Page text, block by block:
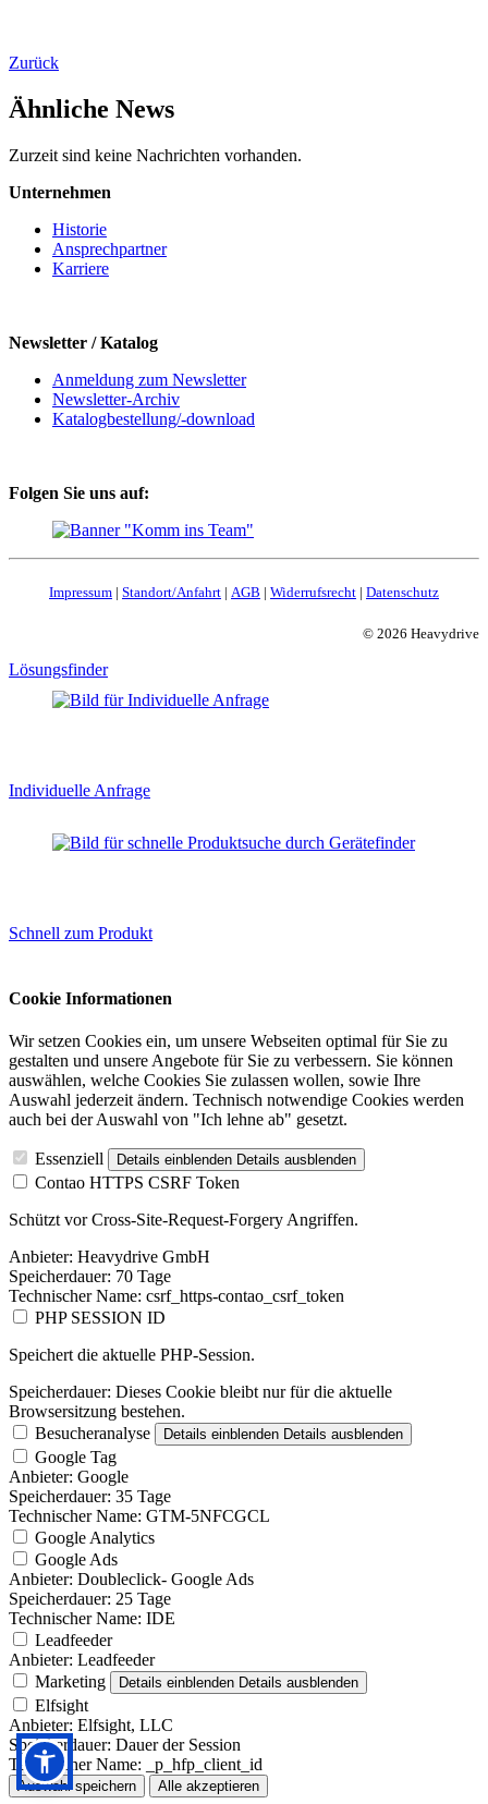
Zurück
Ähnliche News
Zurzeit sind keine Nachrichten vorhanden.
Unternehmen
Historie
Ansprechpartner
Karriere
Newsletter / Katalog
Anmeldung zum Newsletter
Newsletter-Archiv
Katalogbestellung/-download
Folgen Sie uns auf:
Impressum | Standort/Anfahrt | AGB | Widerrufsrecht | Datenschutz
© 2026 Heavydrive
Lösungsfinder
Individuelle Anfrage
Schnell zum Produkt
Cookie Informationen
Wir setzen Cookies ein, um unsere Webseiten optimal für Sie zu
gestalten und unsere Angebote für Sie zu verbessern. Sie können
auswählen, welche Cookies Sie zulassen wollen, sowie Ihre
Auswahl jederzeit ändern. Technisch notwendige Cookies werden
auch bei der Auswahl von "Ich lehne ab" gesetzt.
Essenziell Details einblenden Details ausblenden
Contao HTTPS CSRF Token
Schützt vor Cross-Site-Request-Forgery Angriffen.
Anbieter: Heavydrive GmbH
Speicherdauer: 70 Tage
Technischer Name: csrf_https-contao_csrf_token
PHP SESSION ID
Speichert die aktuelle PHP-Session.
Speicherdauer: Dieses Cookie bleibt nur für die aktuelle
Browsersitzung bestehen.
Besucheranalyse
Details einblenden Details ausblenden
Google Tag
Anbieter: Google
Speicherdauer: 35 Tage
Technischer Name: GTM-5NFCGCL
Google Analytics
Google Ads
Anbieter: Doubleclick- Google Ads
Speicherdauer: 25 Tage
Technischer Name: IDE
Leadfeeder
Anbieter: Leadfeeder
Marketing
Details einblenden Details ausblenden
Elfsight
Anbieter: Elfsight, LLC
Speicherdauer: Dauer der Session
Technischer Name: _p_hfp_client_id
Auswahl speichern Alle akzeptieren